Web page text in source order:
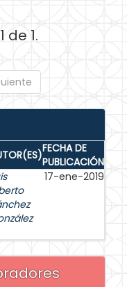
de 1.
FECHA DE
PUBLICACIÓN
17-ene-2019